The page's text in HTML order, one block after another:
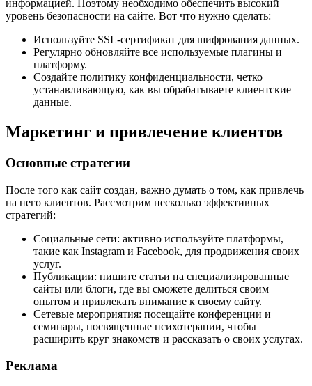
информацией. Поэтому необходимо обеспечить высокий
уровень безопасности на сайте. Вот что нужно сделать:
Используйте SSL-сертификат для шифрования данных.
Регулярно обновляйте все используемые плагины и
платформу.
Создайте политику конфиденциальности, четко
устанавливающую, как вы обрабатываете клиентские
данные.
Маркетинг и привлечение клиентов
Основные стратегии
После того как сайт создан, важно думать о том, как привлечь
на него клиентов. Рассмотрим несколько эффективных
стратегий:
Социальные сети: активно используйте платформы,
такие как Instagram и Facebook, для продвижения своих
услуг.
Публикации: пишите статьи на специализированные
сайты или блоги, где вы сможете делиться своим
опытом и привлекать внимание к своему сайту.
Сетевые мероприятия: посещайте конференции и
семинары, посвященные психотерапии, чтобы
расширить круг знакомств и рассказать о своих услугах.
Реклама